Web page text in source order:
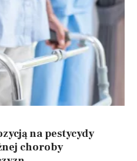
na pestycydy
choroby